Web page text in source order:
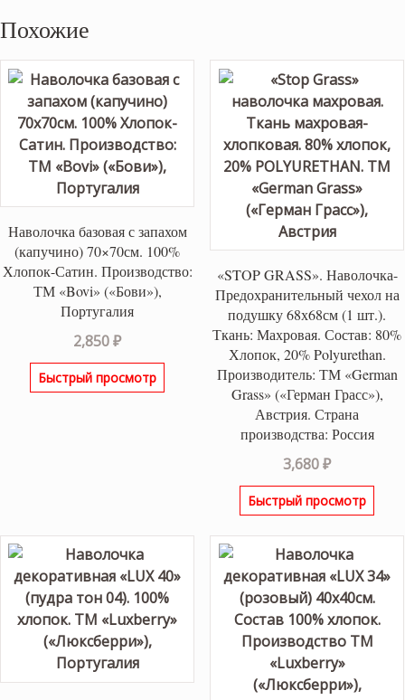
Похожие
Наволочка базовая с запахом
(капучино) 70×70см. 100%
Хлопок-Сатин. Производство:
ТМ «Bovi» («Бови»),
Португалия
2,850₽
Быстрый просмотр
«STOP GRASS». Наволочка-
Предохранительный чехол на
подушку 68х68см (1 шт.).
Ткань: Махровая. Состав: 80%
Хлопок, 20% Polyurethan.
Производитель: ТМ «German
Grass» («Герман Грасс»),
Австрия. Страна
производства: Россия
3,680₽
Быстрый просмотр